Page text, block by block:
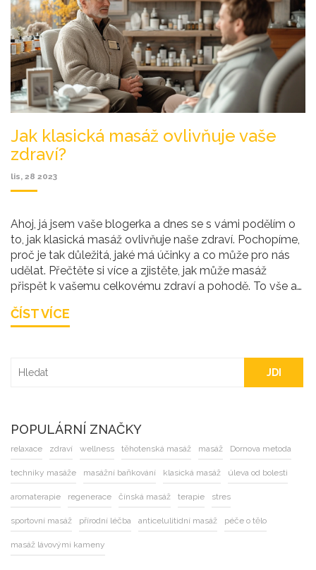
Jak klasická masáž ovlivňuje vaše
zdraví?
lis, 28 2023
Ahoj, já jsem vaše blogerka a dnes se s vámi podělím o
to, jak klasická masáž ovlivňuje naše zdraví. Pochopíme,
proč je tak důležitá, jaké má účinky a co může pro nás
udělat. Přečtěte si více a zjistěte, jak může masáž
přispět k vašemu celkovému zdraví a pohodě. To vše a
ČÍST VÍCE
JDI
POPULÁRNÍ ZNAČKY
relaxace zdraví wellness těhotenská masáž masáž Dornova metoda
techniky masáže masážní baňkování klasická masáž úleva od bolesti
aromaterapie regenerace čínská masáž terapie stres
sportovní masáž přírodní léčba anticelulitidní masáž péče o tělo
masáž lávovými kameny